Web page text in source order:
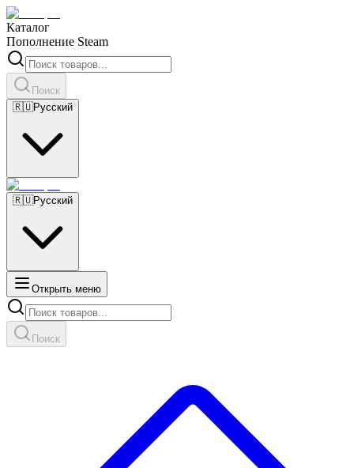
Каталог
Пополнение Steam
Поиск
🇷🇺Русский
🇷🇺Русский
Открыть меню
Поиск